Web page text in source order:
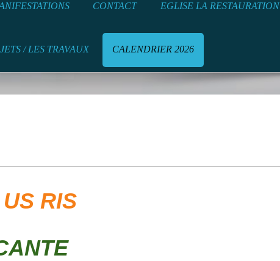
CONTACT EGLISE LA RESTAURATION
/ LES TRAVAUX CALENDRIER 2026
RIS